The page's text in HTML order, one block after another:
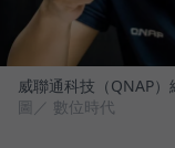
威聯通科技（QNAP
圖／ 數位時代